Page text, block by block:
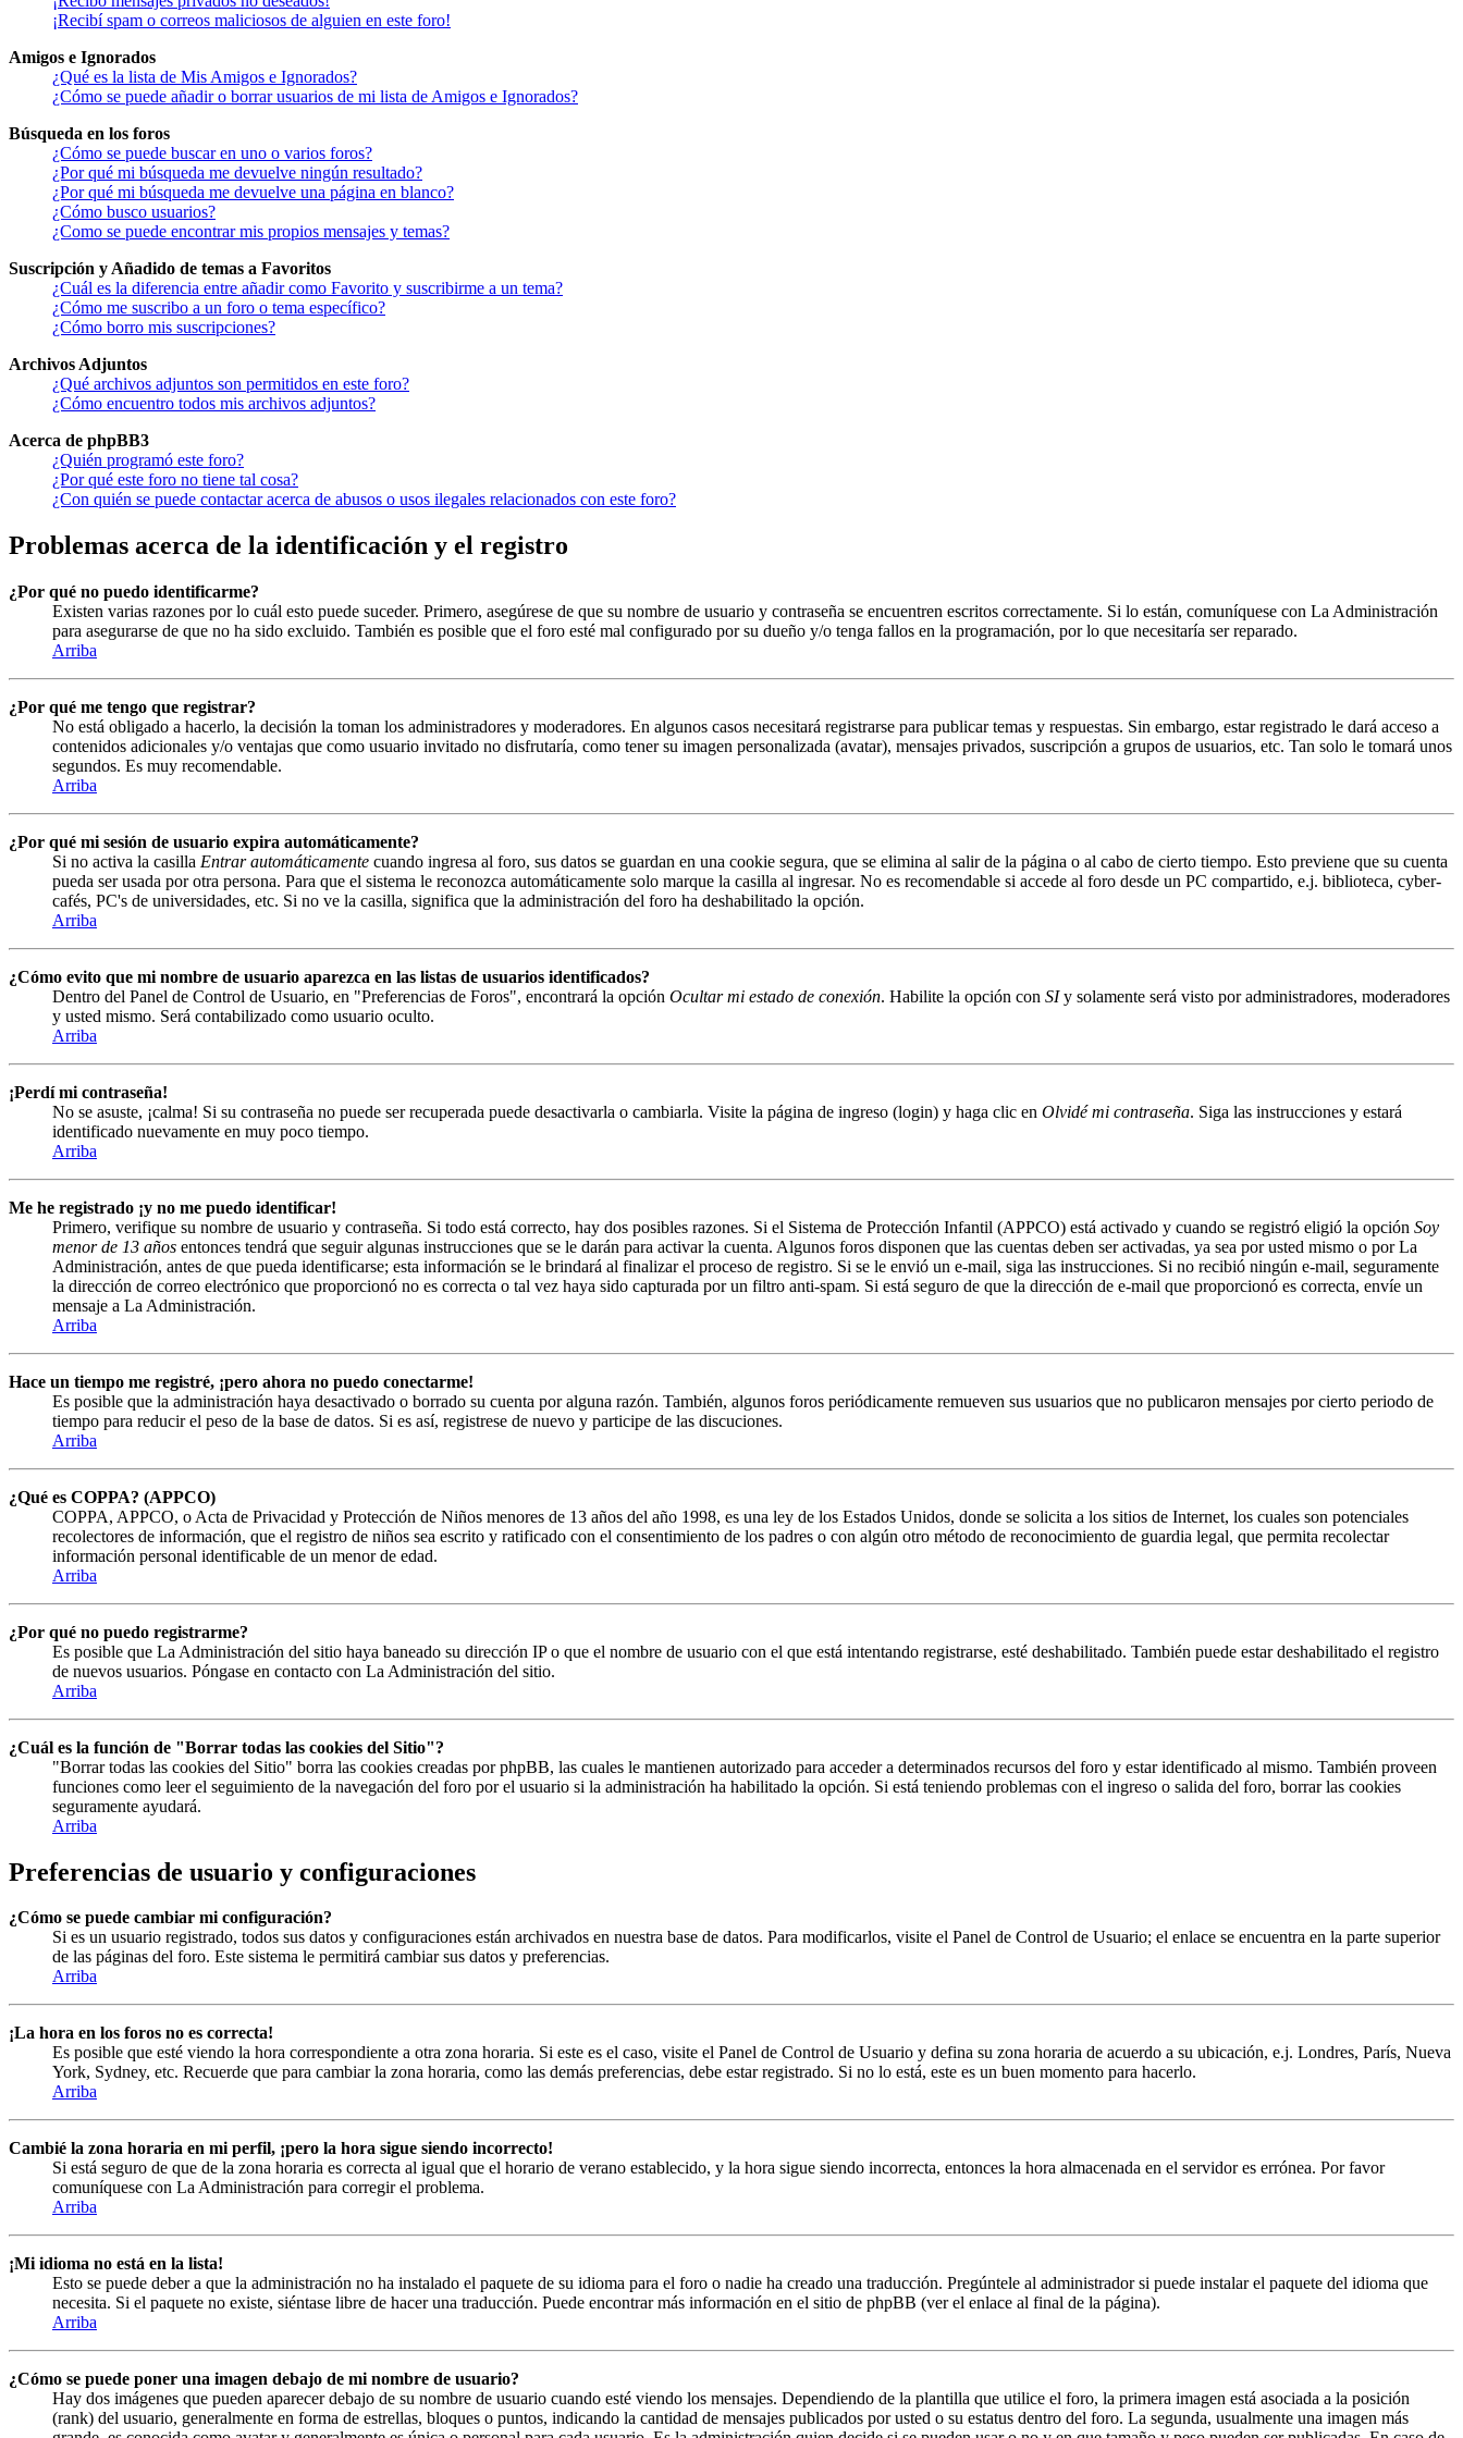
¡Recibí spam o correos maliciosos de alguien en este foro!
Amigos e Ignorados
¿Qué es la lista de Mis Amigos e Ignorados?
¿Cómo se puede añadir o borrar usuarios de mi lista de Amigos e Ignorados?
Búsqueda en los foros
¿Cómo se puede buscar en uno o varios foros?
¿Por qué mi búsqueda me devuelve ningún resultado?
¿Por qué mi búsqueda me devuelve una página en blanco?
¿Cómo busco usuarios?
¿Como se puede encontrar mis propios mensajes y temas?
Suscripción y Añadido de temas a Favoritos
¿Cuál es la diferencia entre añadir como Favorito y suscribirme a un tema?
¿Cómo me suscribo a un foro o tema específico?
¿Cómo borro mis suscripciones?
Archivos Adjuntos
¿Qué archivos adjuntos son permitidos en este foro?
¿Cómo encuentro todos mis archivos adjuntos?
Acerca de phpBB3
¿Quién programó este foro?
¿Por qué este foro no tiene tal cosa?
¿Con quién se puede contactar acerca de abusos o usos ilegales relacionados con este foro?
Problemas acerca de la identificación y el registro
¿Por qué no puedo identificarme?
Existen varias razones por lo cuál esto puede suceder. Primero, asegúrese de que su nombre de usuario y contraseña se encuentren escritos correctamente. Si lo están, comuníquese con La Administración
para asegurarse de que no ha sido excluido. También es posible que el foro esté mal configurado por su dueño y/o tenga fallos en la programación, por lo que necesitaría ser reparado.
Arriba
¿Por qué me tengo que registrar?
No está obligado a hacerlo, la decisión la toman los administradores y moderadores. En algunos casos necesitará registrarse para publicar temas y respuestas. Sin embargo, estar registrado le dará acceso a
contenidos adicionales y/o ventajas que como usuario invitado no disfrutaría, como tener su imagen personalizada (avatar), mensajes privados, suscripción a grupos de usuarios, etc. Tan solo le tomará unos
segundos. Es muy recomendable.
Arriba
¿Por qué mi sesión de usuario expira automáticamente?
Si no activa la casilla Entrar automáticamente cuando ingresa al foro, sus datos se guardan en una cookie segura, que se elimina al salir de la página o al cabo de cierto tiempo. Esto previene que su cuenta
pueda ser usada por otra persona. Para que el sistema le reconozca automáticamente solo marque la casilla al ingresar. No es recomendable si accede al foro desde un PC compartido, e.j. biblioteca, cyber-
cafés, PC's de universidades, etc. Si no ve la casilla, significa que la administración del foro ha deshabilitado la opción.
Arriba
¿Cómo evito que mi nombre de usuario aparezca en las listas de usuarios identificados?
Dentro del Panel de Control de Usuario, en "Preferencias de Foros", encontrará la opción Ocultar mi estado de conexión. Habilite la opción con SIy solamente será visto por administradores, moderadores
y usted mismo. Será contabilizado como usuario oculto.
Arriba
¡Perdí mi contraseña!
No se asuste, ¡calma! Si su contraseña no puede ser recuperada puede desactivarla o cambiarla. Visite la página de ingreso (login) y haga clic en Olvidé mi contraseña. Siga las instrucciones y estará
identificado nuevamente en muy poco tiempo.
Arriba
Me he registrado ¡y no me puedo identificar!
Primero, verifique su nombre de usuario y contraseña. Si todo está correcto, hay dos posibles razones. Si el Sistema de Protección Infantil (APPCO) está activado y cuando se registró eligió la opción Soy
menor de 13 años entonces tendrá que seguir algunas instrucciones que se le darán para activar la cuenta. Algunos foros disponen que las cuentas deben ser activadas, ya sea por usted mismo o por La
Administración, antes de que pueda identificarse; esta información se le brindará al finalizar el proceso de registro. Si se le envió un e-mail, siga las instrucciones. Si no recibió ningún e-mail, seguramente
la dirección de correo electrónico que proporcionó no es correcta o tal vez haya sido capturada por un filtro anti-spam. Si está seguro de que la dirección de e-mail que proporcionó es correcta, envíe un
mensaje a La Administración.
Arriba
Hace un tiempo me registré, ¡pero ahora no puedo conectarme!
Es posible que la administración haya desactivado o borrado su cuenta por alguna razón. También, algunos foros periódicamente remueven sus usuarios que no publicaron mensajes por cierto periodo de
tiempo para reducir el peso de la base de datos. Si es así, registrese de nuevo y participe de las discuciones.
Arriba
¿Qué es COPPA? (APPCO)
COPPA, APPCO, o Acta de Privacidad y Protección de Niños menores de 13 años del año 1998, es una ley de los Estados Unidos, donde se solicita a los sitios de Internet, los cuales son potenciales
recolectores de información, que el registro de niños sea escrito y ratificado con el consentimiento de los padres o con algún otro método de reconocimiento de guardia legal, que permita recolectar
información personal identificable de un menor de edad.
Arriba
¿Por qué no puedo registrarme?
Es posible que La Administración del sitio haya baneado su dirección IP o que el nombre de usuario con el que está intentando registrarse, esté deshabilitado. También puede estar deshabilitado el registro
de nuevos usuarios. Póngase en contacto con La Administración del sitio.
Arriba
¿Cuál es la función de "Borrar todas las cookies del Sitio"?
"Borrar todas las cookies del Sitio" borra las cookies creadas por phpBB, las cuales le mantienen autorizado para acceder a determinados recursos del foro y estar identificado al mismo. También proveen
funciones como leer el seguimiento de la navegación del foro por el usuario si la administración ha habilitado la opción. Si está teniendo problemas con el ingreso o salida del foro, borrar las cookies
seguramente ayudará.
Arriba
Preferencias de usuario y configuraciones
¿Cómo se puede cambiar mi configuración?
Si es un usuario registrado, todos sus datos y configuraciones están archivados en nuestra base de datos. Para modificarlos, visite el Panel de Control de Usuario; el enlace se encuentra en la parte superior
de las páginas del foro. Este sistema le permitirá cambiar sus datos y preferencias.
Arriba
¡La hora en los foros no es correcta!
Es posible que esté viendo la hora correspondiente a otra zona horaria. Si este es el caso, visite el Panel de Control de Usuario y defina su zona horaria de acuerdo a su ubicación, e.j. Londres, París, Nueva
York, Sydney, etc. Recuerde que para cambiar la zona horaria, como las demás preferencias, debe estar registrado. Si no lo está, este es un buen momento para hacerlo.
Arriba
Cambié la zona horaria en mi perfil, ¡pero la hora sigue siendo incorrecto!
Si está seguro de que de la zona horaria es correcta al igual que el horario de verano establecido, y la hora sigue siendo incorrecta, entonces la hora almacenada en el servidor es errónea. Por favor
comuníquese con La Administración para corregir el problema.
Arriba
¡Mi idioma no está en la lista!
Esto se puede deber a que la administración no ha instalado el paquete de su idioma para el foro o nadie ha creado una traducción. Pregúntele al administrador si puede instalar el paquete del idioma que
necesita. Si el paquete no existe, siéntase libre de hacer una traducción. Puede encontrar más información en el sitio de phpBB (ver el enlace al final de la página).
Arriba
¿Cómo se puede poner una imagen debajo de mi nombre de usuario?
Hay dos imágenes que pueden aparecer debajo de su nombre de usuario cuando esté viendo los mensajes. Dependiendo de la plantilla que utilice el foro, la primera imagen está asociada a la posición
(rank) del usuario, generalmente en forma de estrellas, bloques o puntos, indicando la cantidad de mensajes publicados por usted o su estatus dentro del foro. La segunda, usualmente una imagen más